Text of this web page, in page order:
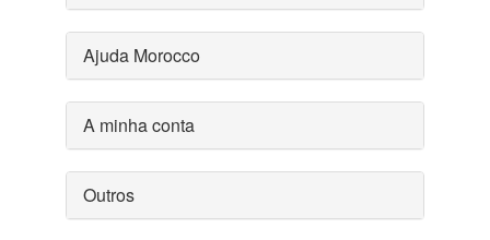
Ajuda Morocco
A minha conta
Outros